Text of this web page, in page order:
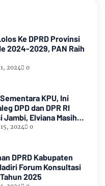
Ke DPRD Provinsi
2024-2029, PAN Raih
2024 0
KPU, Ini
DPD dan DPR RI
Jambi, Elviana Masih
Teratas
2024 0
DPRD Kabupaten
Forum Konsultasi
2025